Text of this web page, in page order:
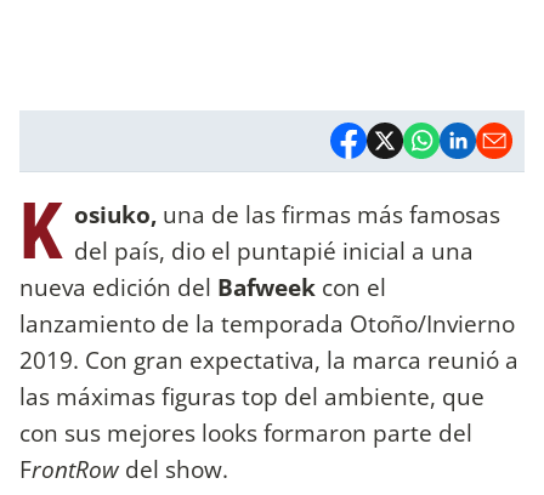
K osiuko, una de las firmas más famosas
del país, dio el puntapié inicial a una
nueva edición del Bafweek con el
lanzamiento de la temporada Otoño/Invierno
2019. Con gran expectativa, la marca reunió a
las máximas figuras top del ambiente, que
con sus mejores looks formaron parte del
FrontRow del show.